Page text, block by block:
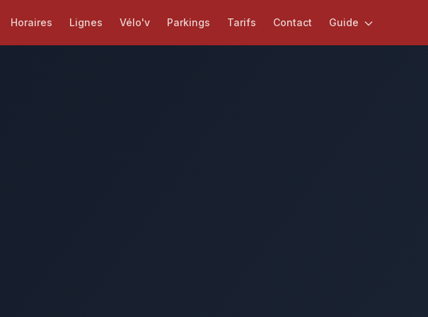
Horaires Lignes Vélo'v Parkings Tarifs Contact Guide